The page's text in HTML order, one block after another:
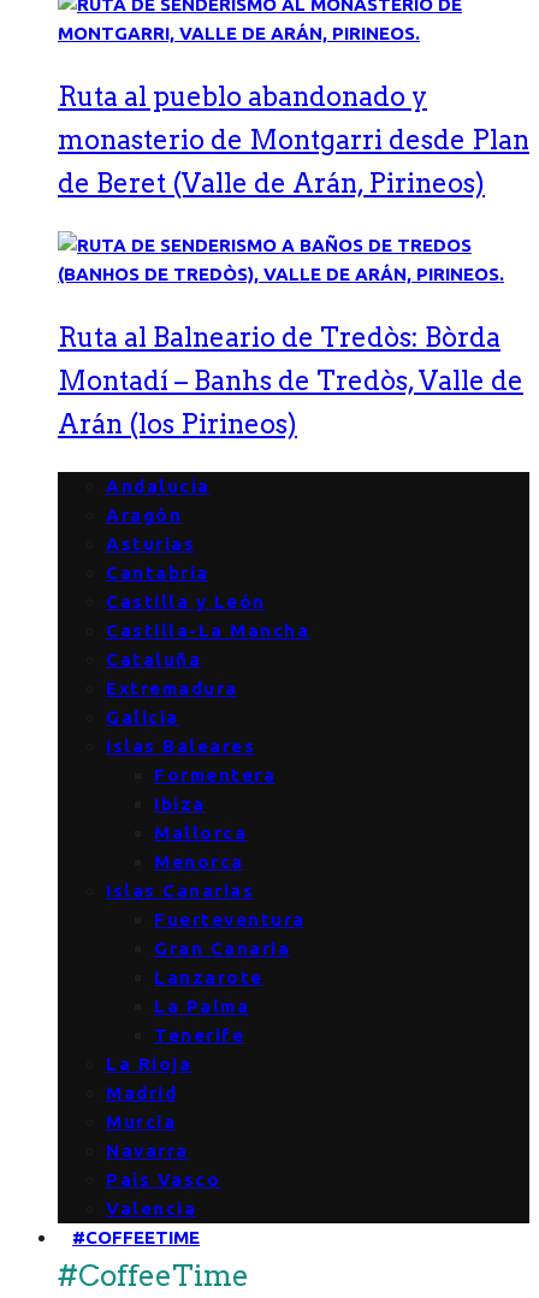
Ruta al pueblo abandonado y
monasterio de Montgarri desde Plan
de Beret (Valle de Arán, Pirineos)
Ruta al Balneario de Tredòs: Bòrda
Montadí – Banhs de Tredòs, Valle de
Arán (los Pirineos)
Andalucía
Aragón
Asturias
Cantabria
Castilla y León
Castilla-La Mancha
Cataluña
Extremadura
Galicia
Islas Baleares
Formentera
Ibiza
Mallorca
Menorca
Islas Canarias
Fuerteventura
Gran Canaria
Lanzarote
La Palma
Tenerife
La Rioja
Madrid
Murcia
Navarra
País Vasco
Valencia
#COFFEETIME
#CoffeeTime